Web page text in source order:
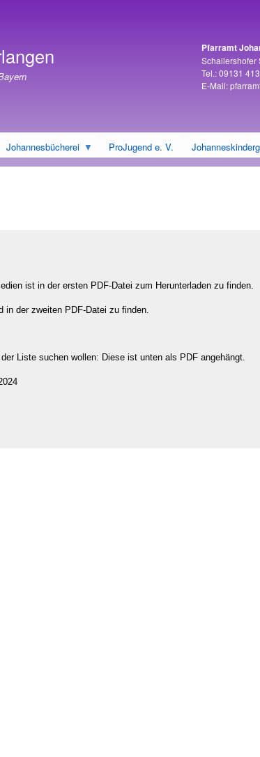
Adresse
Pfarramt
Schallershofer
Tel.: 09131
E-Mail:
Johannesbücherei ProJugend e. V.
ist in der ersten PDF-Datei zum Herunterladen zu finden.
in der zweiten PDF-Datei zu finden.
Liste suchen wollen: Diese ist unten als PDF angehängt.